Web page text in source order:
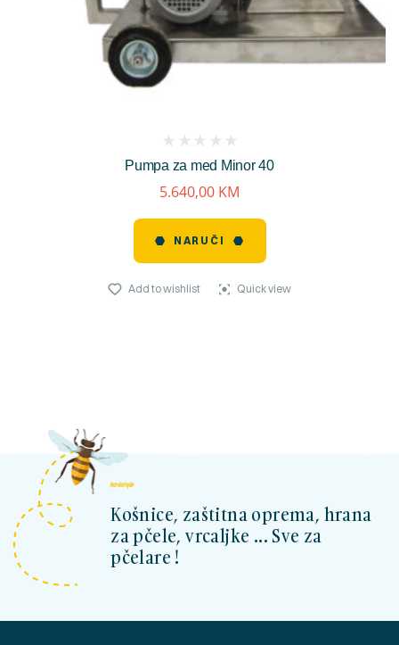
Pumpa za med Minor 40
reviews)
5.640,00 KM
NARUČI
Add to wishlist Quick view
kosnicashop.ba
Košnice, zaštitna oprema, hrana
za pčele, vrcaljke ... Sve za
pčelare !